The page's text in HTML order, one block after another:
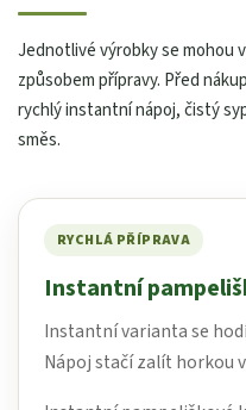
Jednotlivé výrobky se mohou
způsobem přípravy. Před
rychlý instantní nápoj, čistý
směs.
RYCHLÁ PŘÍPRAVA
Instantní
Instantní varianta se
Nápoj stačí zalít horkou